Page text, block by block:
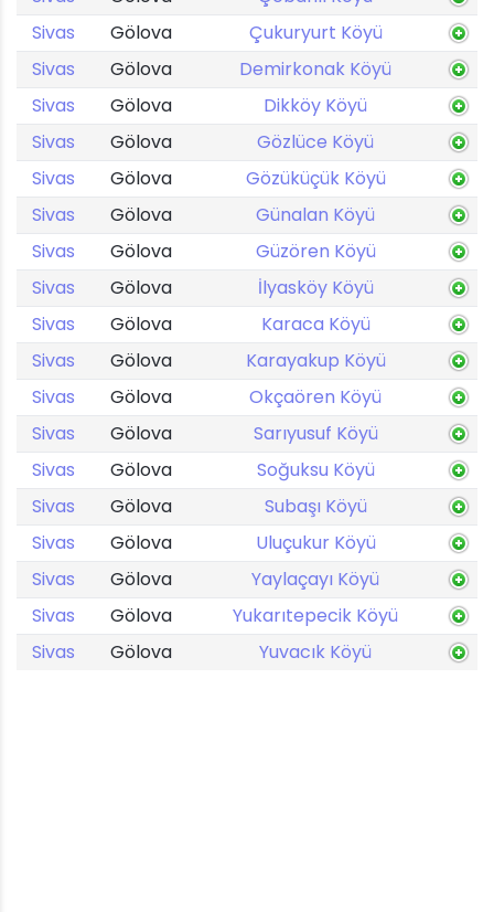
Sivas
Gölova
Çukuryurt Köyü
Sivas
Gölova
Demirkonak Köyü
Sivas
Gölova
Dikköy Köyü
Sivas
Gölova
Gözlüce Köyü
Sivas
Gölova
Gözüküçük Köyü
Sivas
Gölova
Günalan Köyü
Sivas
Gölova
Güzören Köyü
Sivas
Gölova
İlyasköy Köyü
Sivas
Gölova
Karaca Köyü
Sivas
Gölova
Karayakup Köyü
Sivas
Gölova
Okçaören Köyü
Sivas
Gölova
Sarıyusuf Köyü
Sivas
Gölova
Soğuksu Köyü
Sivas
Gölova
Subaşı Köyü
Sivas
Gölova
Uluçukur Köyü
Sivas
Gölova
Yaylaçayı Köyü
Sivas
Gölova
Yukarıtepecik Köyü
Sivas
Gölova Yuvacık Köyü